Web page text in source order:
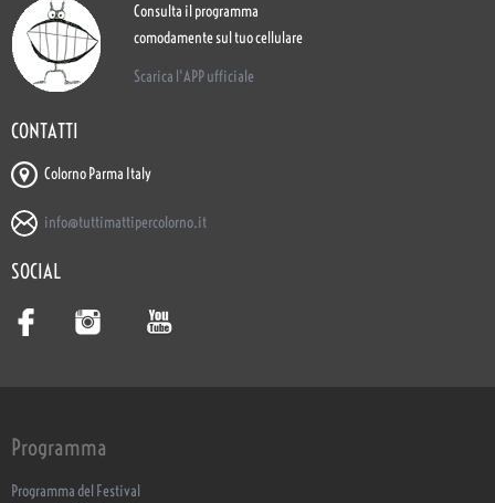
Consulta il programma
comodamente sul tuo cellulare
Scarica l'APP ufficiale
CONTATTI
Colorno Parma Italy
info@tuttimattipercolorno.it
SOCIAL
Programma
Programma del Festival